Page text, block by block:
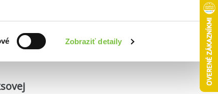
Zobraziť detaily
Zoradiť podľa: